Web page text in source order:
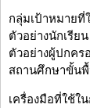
กลุ่มเป้าหมายที่
ตัวอย่างนักเรีย
ตัวอย่างผู้ปกคร
สถานศึกษาขั้น
เครื่องมือที่ใช้ใ